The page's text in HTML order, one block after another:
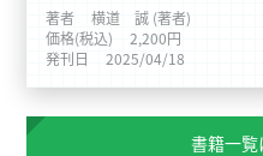
著者
横道 誠 (著者)
価格(税込)
2,200円
発刊日
2025/04/18
書籍一覧